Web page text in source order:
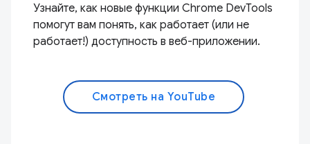
Узнайте, как новые функции Chrome DevTools
помогут вам понять, как работает (или не
работает!) доступность в веб-приложении.
Смотреть на YouTube